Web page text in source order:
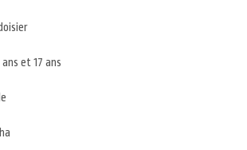
ans et 17 ans